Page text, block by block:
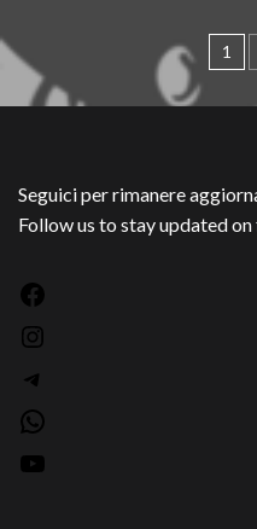
1
Seguici per rimanere
Follow us to stay updated